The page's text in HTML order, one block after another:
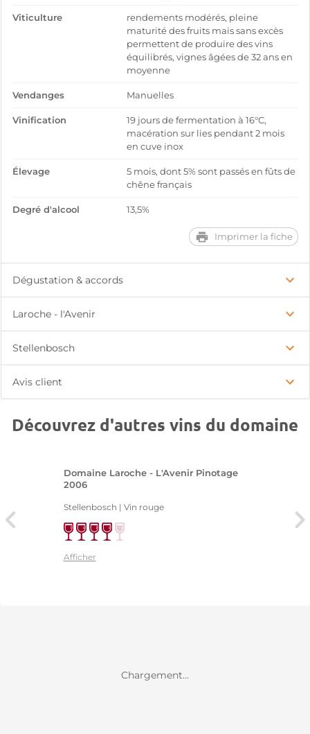
Viticulture
rendements modérés, pleine
maturité des fruits mais sans excès
permettent de produire des vins
équilibrés, vignes âgées de 32 ans en
moyenne
Vendanges Manuelles
Vinification
19 jours de fermentation à 16°C,
macération sur lies pendant 2 mois
en cuve inox
Élevage
5 mois, dont 5% sont passés en fûts de
chêne français
Degré d'alcool 13,5%
Imprimer la fiche
Dégustation & accords
Laroche - l'Avenir
Stellenbosch
Avis client
Découvrez d'autres vins du domaine
Domaine Laroche - L'Avenir Pinotage
2006
Stellenbosch | Vin rouge
Afficher
Chargement...